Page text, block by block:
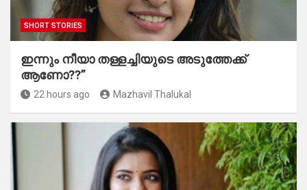
SHORT STORIES
ഇന്നും നീയാ തള്ളച്ചിയുടെ അടുത്തേക്ക്
ആണോ??”
22 hours ago Mazhavil Thalukal